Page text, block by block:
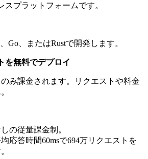
スプラットフォームです。
Go、またはRustで開発します。
を無料でデプロイ
み課金されます。リクエストや料金
の従量課金制。
応答時間60msで694万リクエストを